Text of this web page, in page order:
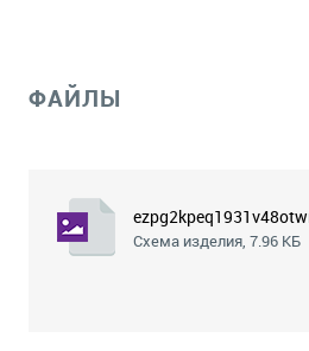
ФАЙЛЫ
Схема изделия, 7.96 КБ